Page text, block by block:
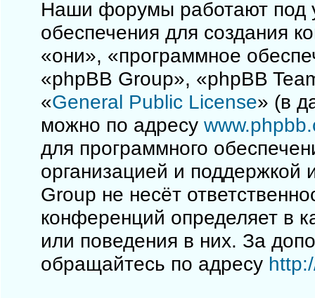
Наши форумы работают под
обеспечения для создания
«они», «программное
«phpBB Group», «phpBB
«General Public License» (в
можно по адресу
для программного
организацией и поддержкой
Group не несёт
конференций определяет в
или поведения в них. За
обращайтесь по адресу